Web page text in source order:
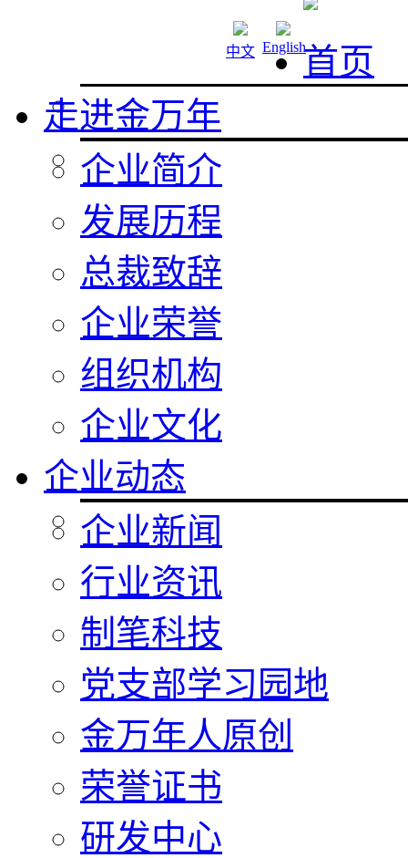
中文 English首页
走进金万年
企业简介
发展历程
总裁致辞
企业荣誉
组织机构
企业文化
企业动态
企业新闻
行业资讯
制笔科技
党支部学习园地
金万年人原创
荣誉证书
研发中心